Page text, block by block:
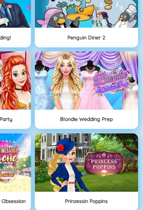
Penguin Diner 2
Blondie Wedding Prep
Prinzessin Poppins